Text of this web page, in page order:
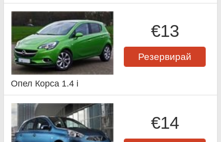
€13
Резервирай
Опел Корса 1.4 i
€14